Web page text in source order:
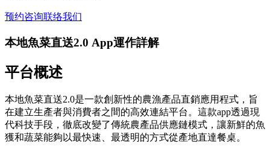
预约咨询联络我们
本地魚菜直送2.0 App運作詳解
平台概述
本地魚菜直送2.0是一款創新性的農漁產品直銷應用程式，旨
在建立生產者與消費者之間的高效連結平台。這款app透過現
代科技手段，徹底改變了傳統農產品供應鏈模式，讓新鮮的魚
獲和蔬菜能夠以最快速、最透明的方式從產地直達餐桌。